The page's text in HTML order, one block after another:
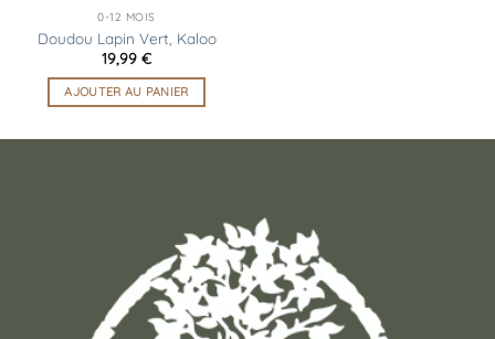
0-12 MOIS
Doudou Lapin Vert, Kaloo
19,99 €
AJOUTER AU PANIER